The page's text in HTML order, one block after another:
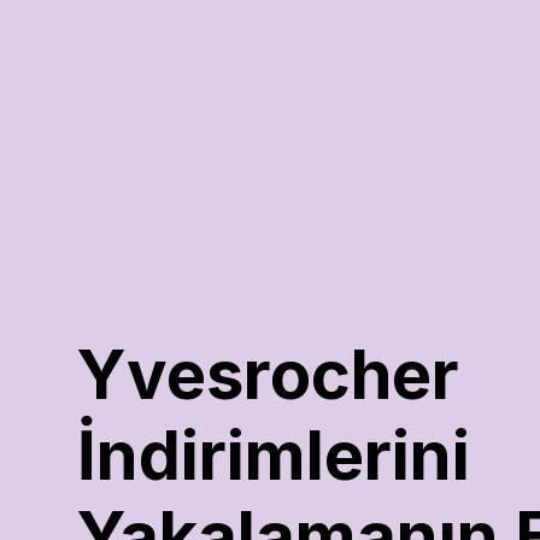
Yvesrocher
İndirimlerini